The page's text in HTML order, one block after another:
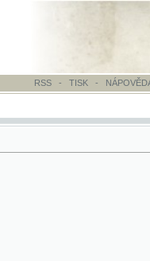
TISK-NÁPOVĚDA - ODKAZY -